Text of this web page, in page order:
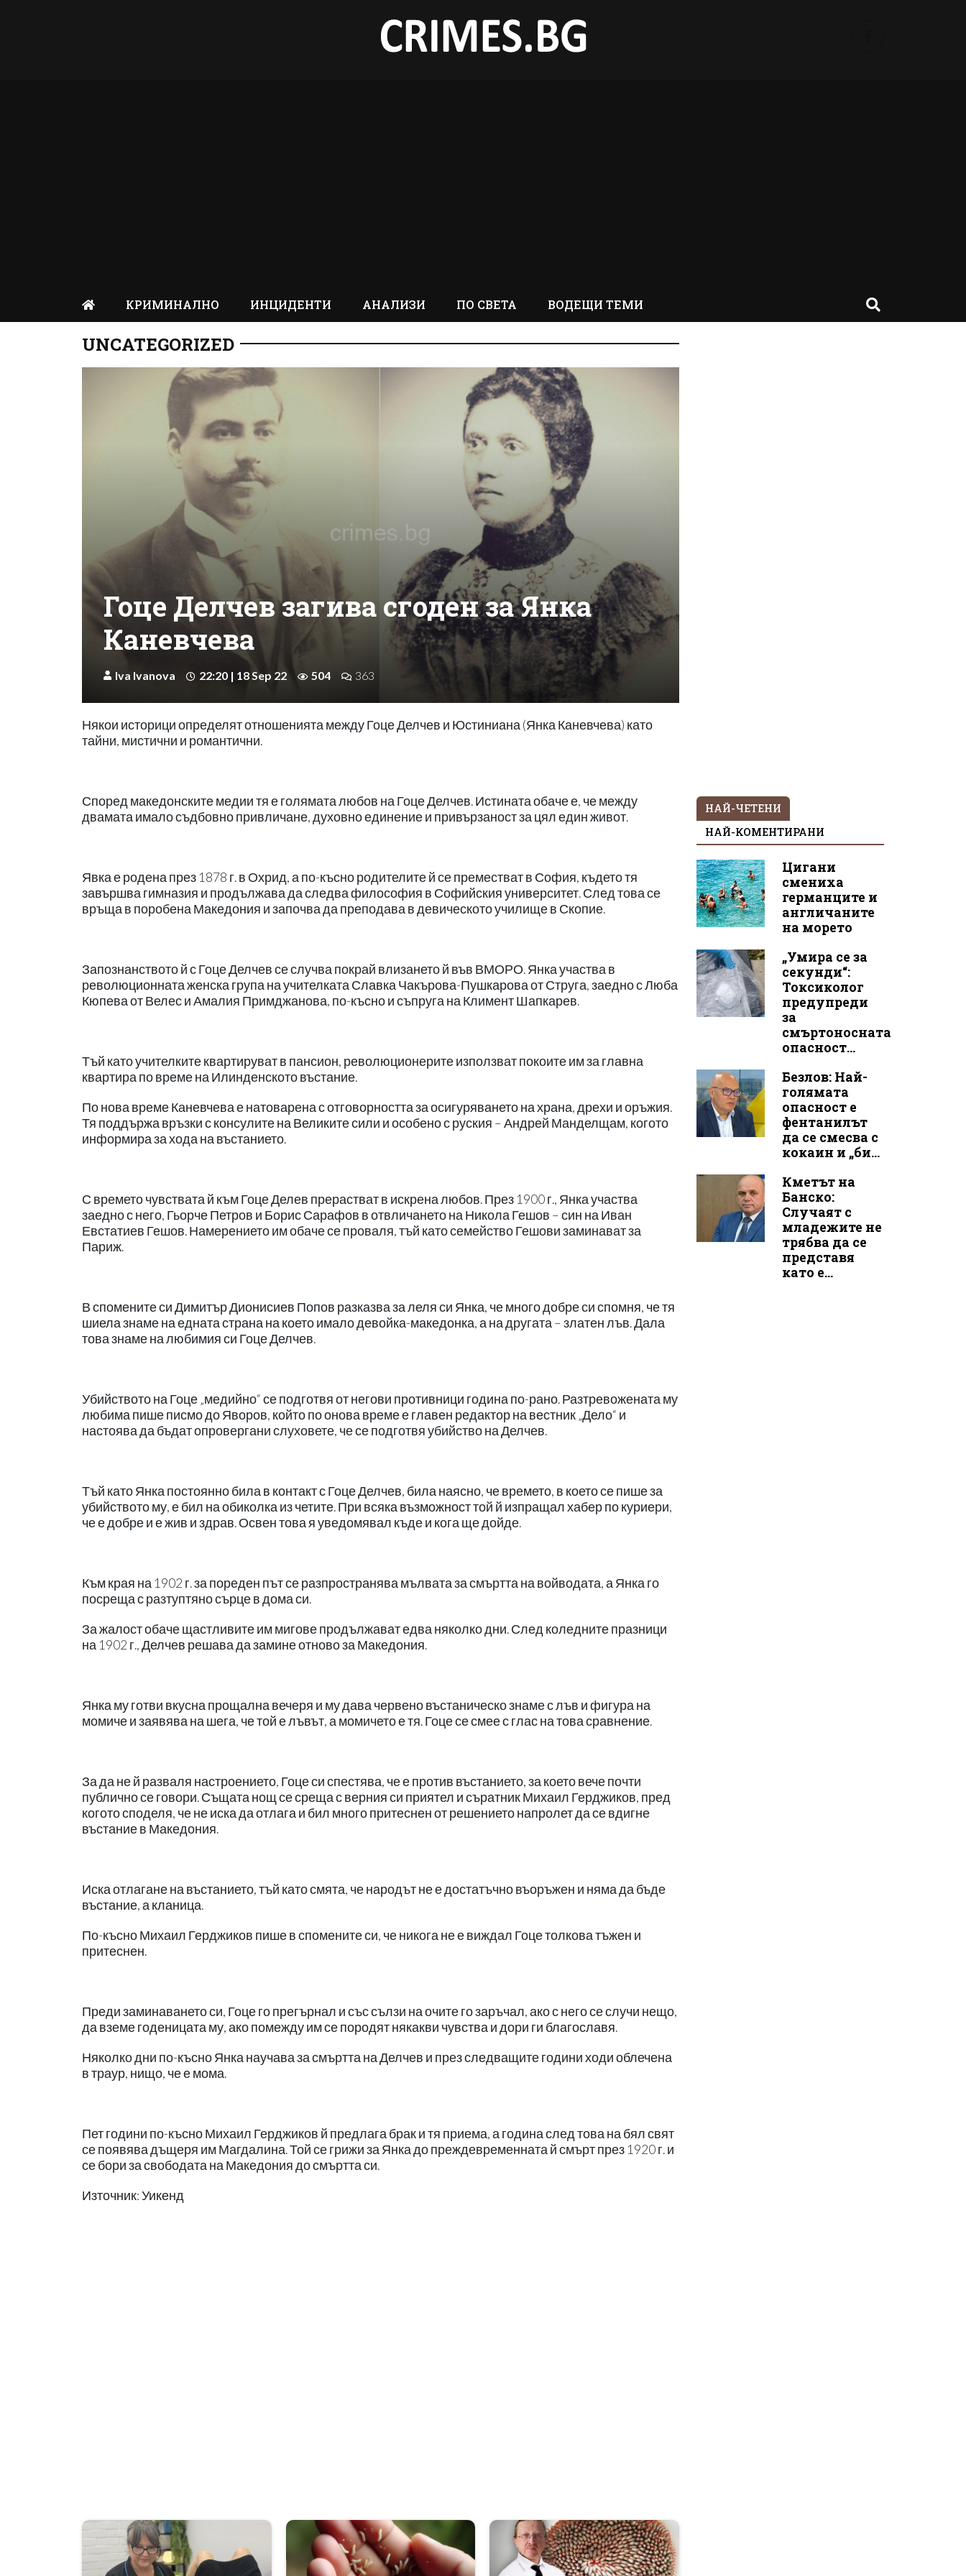
КРИМИНАЛНО ИНЦИДЕНТИ АНАЛИЗИ ПО СВЕТА ВОДЕЩИ ТЕМИ
UNCATEGORIZED
Гоце Делчев загива сгоден за Янка
Каневчева
Iva Ivanova 22:20 | 18 Sep 22 504 363
Някои историци определят отношенията между Гоце Делчев и Юстиниана (Янка Каневчева) като
тайни, мистични и романтични.
Според македонските медии тя е голямата любов на Гоце Делчев. Истината обаче е, че между
двамата имало съдбовно привличане, духовно единение и привързаност за цял един живот.
Явка е родена през 1878 г. в Охрид, а по-късно родителите й се преместват в София, където тя
завършва гимназия и продължава да следва философия в Софийския университет. След това се
връща в поробена Македония и започва да преподава в девическото училище в Скопие.
Запознанството й с Гоце Делчев се случва покрай влизането й във ВМОРО. Янка участва в
революционната женска група на учителката Славка Чакърова-Пушкарова от Струга, заедно с Люба
Кюпева от Велес и Амалия Примджанова, по-късно и съпруга на Климент Шапкарев.
Тъй като учителките квартируват в пансион, революционерите използват покоите им за главна
квартира по време на Илинденското въстание.
По нова време Каневчева е натоварена с отговорността за осигуряването на храна, дрехи и оръжия.
Тя поддържа връзки с консулите на Великите сили и особено с руския – Андрей Манделщам, когото
информира за хода на въстанието.
С времето чувствата й към Гоце Делев прерастват в искрена любов. През 1900 г., Янка участва
заедно с него, Гьорче Петров и Борис Сарафов в отвличането на Никола Гешов – син на Иван
Евстатиев Гешов. Намерението им обаче се проваля, тъй като семейство Гешови заминават за
Париж.
В спомените си Димитър Дионисиев Попов разказва за леля си Янка, че много добре си спомня, че тя
шиела знаме на едната страна на което имало девойка-македонка, а на другата – златен лъв. Дала
това знаме на любимия си Гоце Делчев.
Убийството на Гоце „медийно“ се подготвя от негови противници година по-рано. Разтревожената му
любима пише писмо до Яворов, който по онова време е главен редактор на вестник „Дело“ и
настоява да бъдат опровергани слуховете, че се подготвя убийство на Делчев.
Тъй като Янка постоянно била в контакт с Гоце Делчев, била наясно, че времето, в което се пише за
убийството му, е бил на обиколка из четите. При всяка възможност той й изпращал хабер по куриери,
че е добре и е жив и здрав. Освен това я уведомявал къде и кога ще дойде.
Към края на 1902 г. за пореден път се разпространява мълвата за смъртта на войводата, а Янка го
посреща с разтуптяно сърце в дома си.
За жалост обаче щастливите им мигове продължават едва няколко дни. След коледните празници
на 1902 г., Делчев решава да замине отново за Македония.
Янка му готви вкусна прощална вечеря и му дава червено въстаническо знаме с лъв и фигура на
момиче и заявява на шега, че той е лъвът, а момичето е тя. Гоце се смее с глас на това сравнение.
За да не й разваля настроението, Гоце си спестява, че е против въстанието, за което вече почти
публично се говори. Същата нощ се среща с верния си приятел и съратник Михаил Герджиков, пред
когото споделя, че не иска да отлага и бил много притеснен от решението напролет да се вдигне
въстание в Македония.
Иска отлагане на въстанието, тъй като смята, че народът не е достатъчно въоръжен и няма да бъде
въстание, а кланица.
По-късно Михаил Герджиков пише в спомените си, че никога не е виждал Гоце толкова тъжен и
притеснен.
Преди заминаването си, Гоце го прегърнал и със сълзи на очите го заръчал, ако с него се случи нещо,
да вземе годеницата му, ако помежду им се породят някакви чувства и дори ги благославя.
Няколко дни по-късно Янка научава за смъртта на Делчев и през следващите години ходи облечена
в траур, нищо, че е мома.
Пет години по-късно Михаил Герджиков й предлага брак и тя приема, а година след това на бял свят
се появява дъщеря им Магдалина. Той се грижи за Янка до преждевременната й смърт през 1920 г. и
се бори за свободата на Македония до смъртта си.
Източник: Уикенд
НАЙ-ЧЕТЕНИ
НАЙ-КОМЕНТИРАНИ
Цигани
смениха
германците и
англичаните
на морето
„Умира се за
секунди“:
Токсиколог
предупреди
за
смъртоносната
опасност...
Безлов: Най-
голямата
опасност е
фентанилът
да се смесва с
кокаин и „би...
Кметът на
Банско:
Случаят с
младежите не
трябва да се
представя
като е...